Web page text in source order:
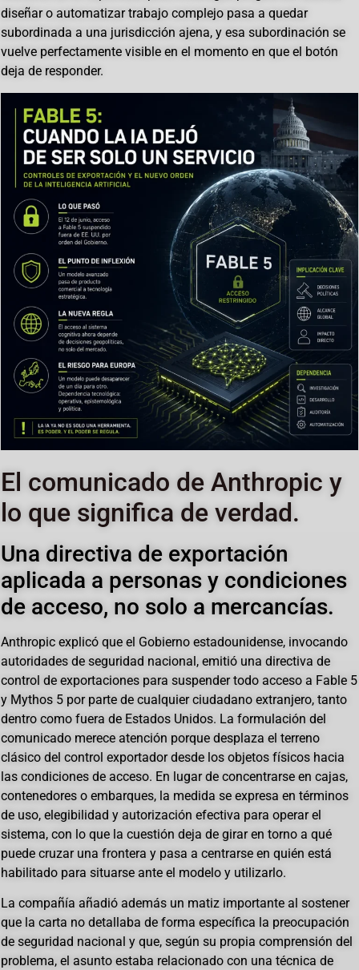
diseñar o automatizar trabajo complejo pasa a quedar
subordinada a una jurisdicción ajena, y esa subordinación se
vuelve perfectamente visible en el momento en que el botón
deja de responder.
El comunicado de Anthropic y
lo que significa de verdad.
Una directiva de exportación
aplicada a personas y condiciones
de acceso, no solo a mercancías.
Anthropic explicó que el Gobierno estadounidense, invocando
autoridades de seguridad nacional, emitió una directiva de
control de exportaciones para suspender todo acceso a Fable 5
y Mythos 5 por parte de cualquier ciudadano extranjero, tanto
dentro como fuera de Estados Unidos. La formulación del
comunicado merece atención porque desplaza el terreno
clásico del control exportador desde los objetos físicos hacia
las condiciones de acceso. En lugar de concentrarse en cajas,
contenedores o embarques, la medida se expresa en términos
de uso, elegibilidad y autorización efectiva para operar el
sistema, con lo que la cuestión deja de girar en torno a qué
puede cruzar una frontera y pasa a centrarse en quién está
habilitado para situarse ante el modelo y utilizarlo.
La compañía añadió además un matiz importante al sostener
que la carta no detallaba de forma específica la preocupación
de seguridad nacional y que, según su propia comprensión del
problema, el asunto estaba relacionado con una técnica de